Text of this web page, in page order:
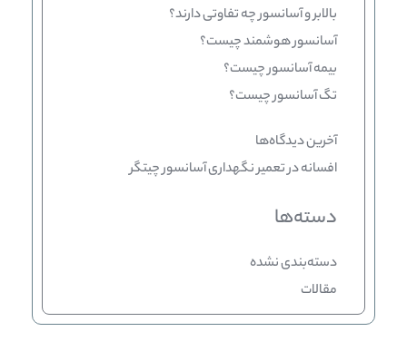
بالابر و آسانسور چه تفاوتی دارند؟
آسانسور هوشمند چیست؟
بیمه آسانسور چیست؟
تگ آسانسور چیست؟
آخرین دیدگاه‌ها
افسانهدرتعمیر نگهداری آسانسور چیتگر
دسته‌ها
دسته‌بندی نشده
مقالات